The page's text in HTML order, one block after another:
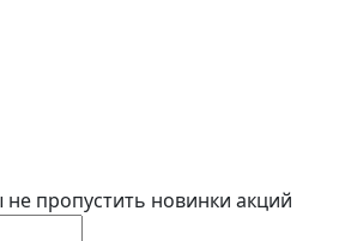
пропустить новинки акций